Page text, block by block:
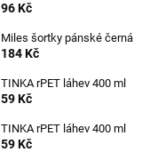
96 Kč
Miles šortky pánské černá
184 Kč
TINKA rPET láhev 400 ml
59 Kč
TINKA rPET láhev 400 ml
59 Kč